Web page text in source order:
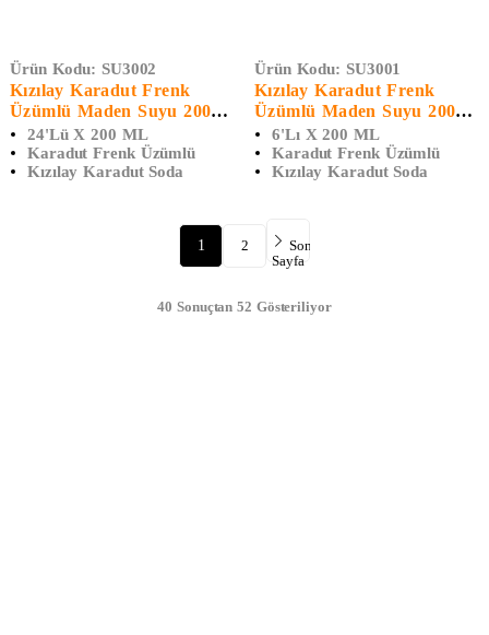
Ürün Kodu: SU3002
Kızılay Karadut Frenk
Üzümlü Maden Suyu 200
ML (24'Lü)
24'lü X 200 ML
Karadut Frenk Üzümlü
Kızılay Karadut Soda
Ürün Kodu: SU3001
Kızılay Karadut Frenk
Üzümlü Maden Suyu 200
ML (6'lı)
6'lı X 200 ML
Karadut Frenk Üzümlü
Kızılay Karadut Soda
1 2
Sonraki
Sayfa
40 Sonuçtan 52 Gösteriliyor